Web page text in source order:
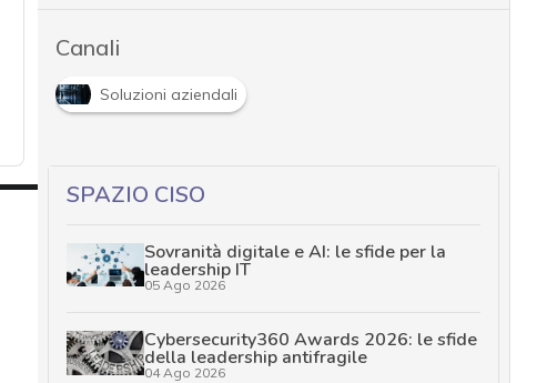
Canali
Soluzioni aziendali
SPAZIO CISO
Sovranità digitale e AI: le sfide per la
leadership IT
05 Ago 2026
Cybersecurity360 Awards 2026: le sfide
della leadership antifragile
04 Ago 2026